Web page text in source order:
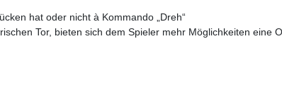
hat oder nicht à Kommando „Dreh“
Tor, bieten sich dem Spieler mehr Möglichkeiten